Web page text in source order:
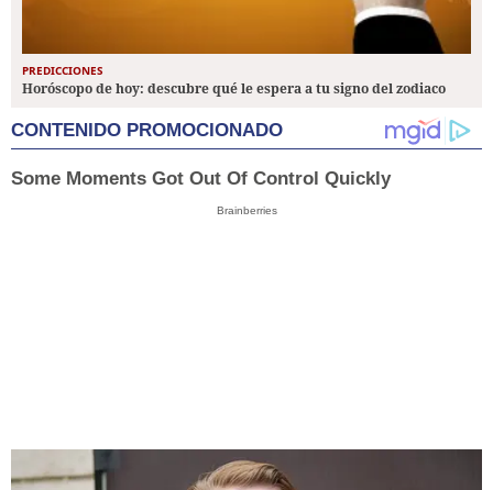
PREDICCIONES
Horóscopo de hoy: descubre qué le espera a tu signo del zodiaco
CONTENIDO PROMOCIONADO
Some Moments Got Out Of Control Quickly
Brainberries